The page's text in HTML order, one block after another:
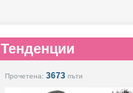
Тенденции
Прочетена: 3673пъти